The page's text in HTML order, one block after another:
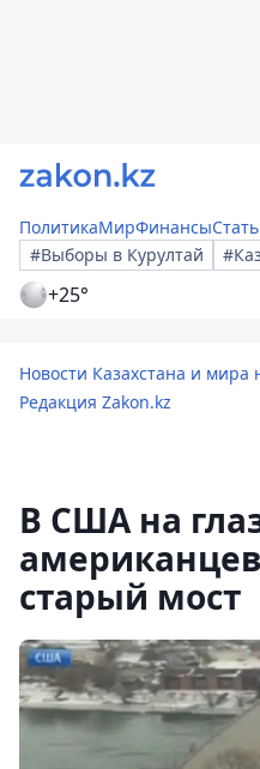
ПолитикаМирФинансы
#Выборы в Курултай
+25°
Новости Казахстана и мира
Редакция Zakon.kz
В США на
старый мост